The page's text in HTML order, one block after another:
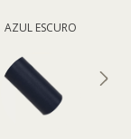
AZUL ESCURO